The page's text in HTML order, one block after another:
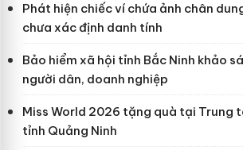
Phát hiện chiếc ví chứa ảnh chân
chưa xác định danh tính
Bảo hiểm xã hội tỉnh Bắc Ninh khảo
người dân, doanh nghiệp
Miss World 2026 tặng quà tại Trung
tỉnh Quảng Ninh